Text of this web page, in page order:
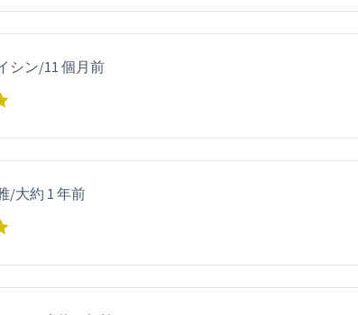
シン/11 個月前
/大約 1 年前